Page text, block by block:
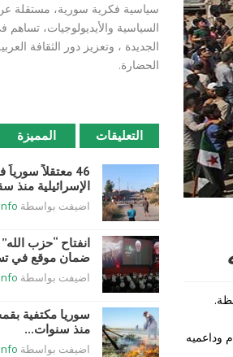
وداعميه
سياسية فكرية سورية، مستقلة
السياسية والأيديولوجيات، تساهم
الجديدة ، وتعزيز دور الثقافة
الحضارة.
المميزة التعليقات
46 معتقلاً
الإسرائيلية
اضيفت بواسطة
انفتاح “حزب
ضمان موقع في
اضيفت بواسطة
سوريا مكتفية
منذ سنوات...
اضيفت بواسطة